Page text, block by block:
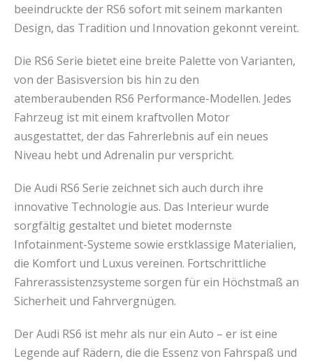
beeindruckte der RS6 sofort mit seinem markanten
Design, das Tradition und Innovation gekonnt vereint.
Die RS6 Serie bietet eine breite Palette von Varianten,
von der Basisversion bis hin zu den
atemberaubenden RS6 Performance-Modellen. Jedes
Fahrzeug ist mit einem kraftvollen Motor
ausgestattet, der das Fahrerlebnis auf ein neues
Niveau hebt und Adrenalin pur verspricht.
Die Audi RS6 Serie zeichnet sich auch durch ihre
innovative Technologie aus. Das Interieur wurde
sorgfältig gestaltet und bietet modernste
Infotainment-Systeme sowie erstklassige Materialien,
die Komfort und Luxus vereinen. Fortschrittliche
Fahrerassistenzsysteme sorgen für ein Höchstmaß an
Sicherheit und Fahrvergnügen.
Der Audi RS6 ist mehr als nur ein Auto – er ist eine
Legende auf Rädern, die die Essenz von Fahrspaß und